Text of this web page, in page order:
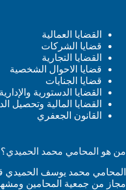
القضايا العمالية
قضايا الشركات
القضايا التجارية
قضايا الاحوال الشخصية
قضايا الجنايات
القضايا الدستورية والإدارية
القضايا المالية وتحصيل
القانون الجعفري
من هو المحامي محمد الحميدي؟
المحامي محمد يوسف الحميدي
مجاز من جمعية المحامين